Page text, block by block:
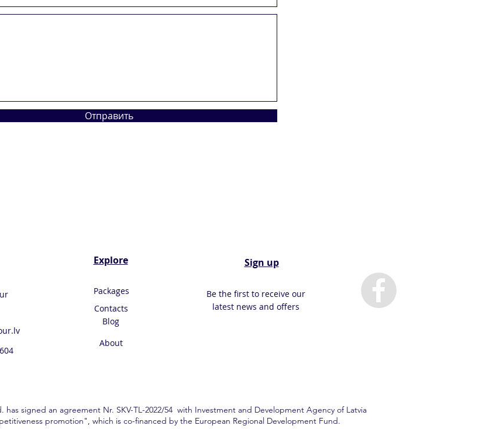
Отправить
.lv
Explore
Packages
Contacts
Blog
About
Sign up
Be the first to receive our
latest news and offers
has signed an agreement Nr. SKV-TL-2022/54 with Investment and Development Agency of Latvia
promotion", which is co-financed by the European Regional Development Fund.